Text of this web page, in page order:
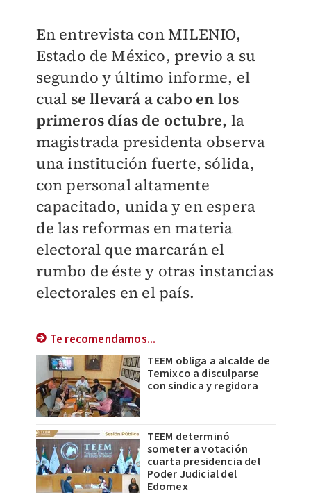
En entrevista conMILENIO,
Estado de México, previo a su
segundo y último informe, el
cual se llevará a cabo en los
primeros días de octubre, la
magistrada presidenta observa
una institución fuerte, sólida,
con personal altamente
capacitado, unida y en espera
de las reformas en materia
electoral que marcarán el
rumbo de éste y otras instancias
electorales en el país.
Te recomendamos...
TEEM obliga a alcalde de
Temixco a disculparse
con sindica y regidora
TEEM determinó
someter a votación
cuarta presidencia del
Poder Judicial del
Edomex